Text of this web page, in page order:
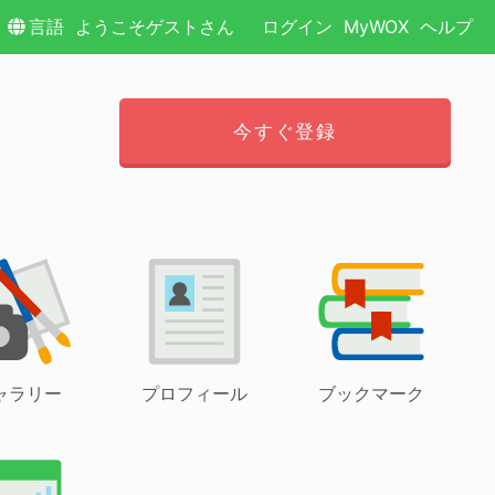
言語 ようこそゲストさん ログイン MyWOX ヘルプ
今すぐ登録
ラリー プロフィール ブックマーク